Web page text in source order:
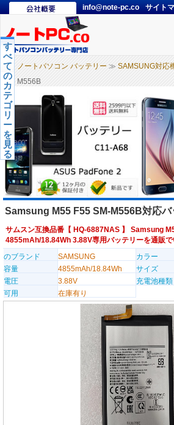
info@note-pc.co サイト
ノートパソコン バッテリー ≫ SAMSUNG対応
M556B
す
べ
て
の
カ
テ
ゴ
リ
ー
を
見
る
Samsung M55 F55 SM-M556B対応バ
サムスン互換品番【 HQ-6887NAS 】 Samsung
4855mAh/18.84Wh 3.88V専用バッテリーを通販で
のブランド
SAMSUNG カラー
容量
4855mAh/18.84Wh サイズ
電圧
3.88V 充電池種類
可用
在庫有り